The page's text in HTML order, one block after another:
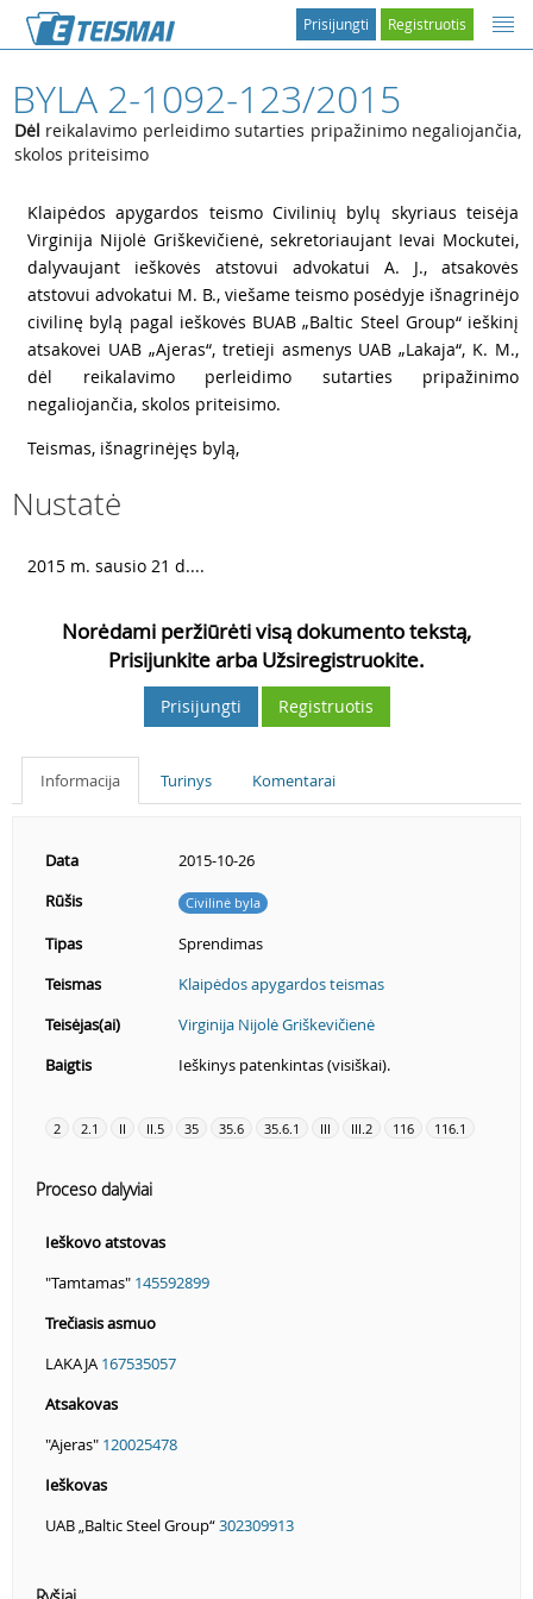
Registruotis
Prisijungti
BYLA 2-1092-123/2015
Dėl reikalavimo perleidimo sutarties pripažinimo negaliojančia,
skolos priteisimo
Klaipėdos apygardos teismo Civilinių bylų skyriaus teisėja
Virginija Nijolė Griškevičienė, sekretoriaujant Ievai Mockutei,
dalyvaujant ieškovės atstovui advokatui A. J., atsakovės
atstovui advokatui M. B., viešame teismo posėdyje išnagrinėjo
civilinę bylą pagal ieškovės BUAB „Baltic Steel Group“ ieškinį
atsakovei UAB „Ajeras“, tretieji asmenys UAB „Lakaja“, K. M.,
dėl reikalavimo perleidimo sutarties pripažinimo
negaliojančia, skolos priteisimo.
Teismas, išnagrinėjęs bylą,
Nustatė
2015 m. sausio 21 d....
Norėdami peržiūrėti visą dokumento tekstą,
Prisijunkite arba Užsiregistruokite.
Prisijungti Registruotis
Informacija Turinys Komentarai
Data
2015-10-26
Rūšis
Civilinė byla
Tipas
Sprendimas
Teismas
Klaipėdos apygardos teismas
Teisėjas(ai)
Virginija Nijolė Griškevičienė
Baigtis
Ieškinys patenkintas (visiškai).
2 2.1 II II.5 35 35.6 35.6.1 III III.2 116 116.1
Proceso dalyviai
Ieškovo atstovas
"Tamtamas" 145592899
Trečiasis asmuo
LAKAJA 167535057
Atsakovas
"Ajeras" 120025478
Ieškovas
UAB „Baltic Steel Group“302309913